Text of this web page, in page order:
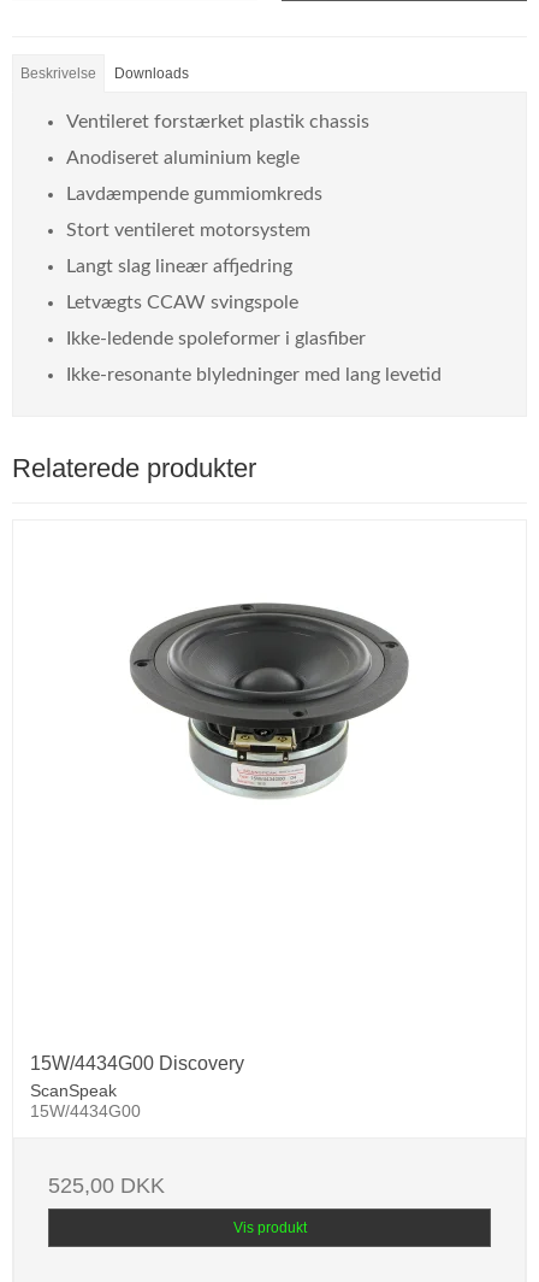
Beskrivelse Downloads
Ventileret forstærket plastik chassis
Anodiseret aluminium kegle
Lavdæmpende gummiomkreds
Stort ventileret motorsystem
Langt slag lineær affjedring
Letvægts CCAW svingspole
Ikke-ledende spoleformer i glasfiber
Ikke-resonante blyledninger med lang levetid
Relaterede produkter
15W/4434G00 Discovery
ScanSpeak
15W/4434G00
525,00 DKK
Vis produkt